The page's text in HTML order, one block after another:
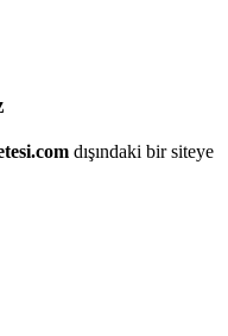
dışındaki bir siteye